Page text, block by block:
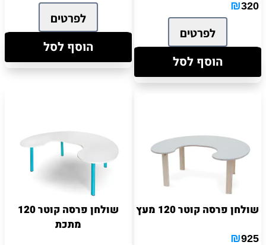
₪320
לפרטים
הוסף לסל
לפרטים
הוסף לסל
שולחן פרסה קוטר 120 מעץ
₪925
שולחן פרסה קוטר 120
מתכת